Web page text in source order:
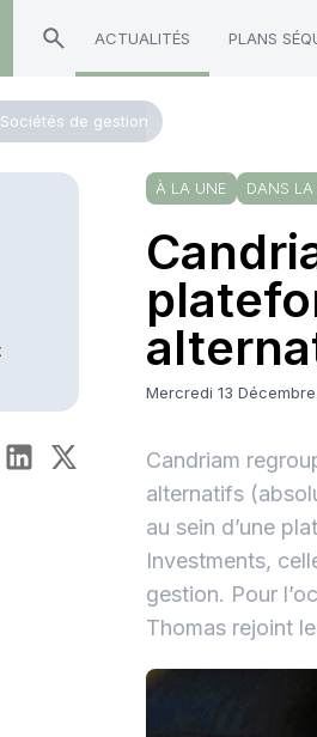
ACTUALITÉS PLANS
Sociétés de gestion
À LA UNE DANS LA
Mercredi 13
Candriam
alternatifs
au sein d’une
Investments,
gestion. Pour
Thomas rejoint